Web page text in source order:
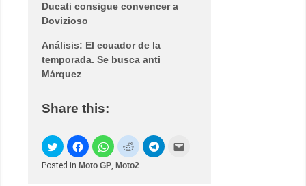
Ducati consigue convencer a
Dovizioso
Análisis: El ecuador de la
temporada. Se busca anti
Márquez
Share this:
Posted in Moto GP, Moto2